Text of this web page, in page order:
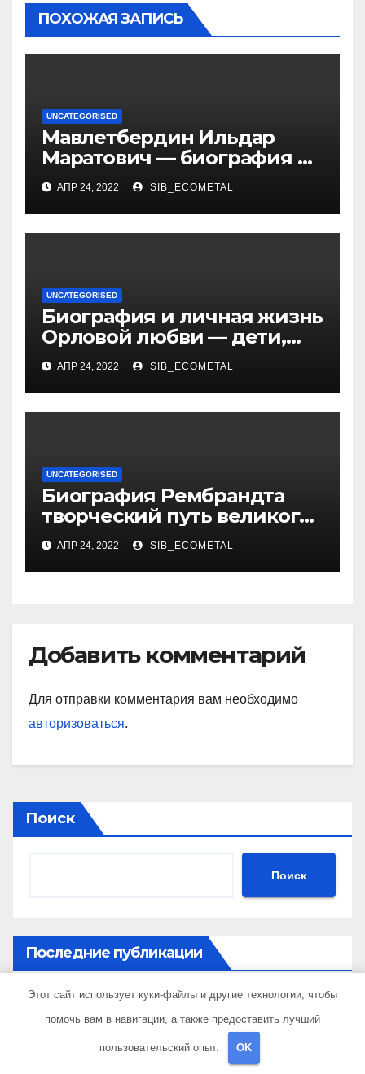
ПОХОЖАЯ ЗАПИСЬ
UNCATEGORISED
Мавлетбердин Ильдар
Маратович — биография и
достижения талантливого
российского политика и
бизнесмена
АПР 24, 2022 SIB_ECOMETAL
UNCATEGORISED
Биография и личная жизнь
Орловой любви — дети,
достижения, семейные
радости
АПР 24, 2022 SIB_ECOMETAL
UNCATEGORISED
Биография Рембрандта
творческий путь великого
художника
АПР 24, 2022 SIB_ECOMETAL
Добавить комментарий
Для отправки комментария вам необходимо
авторизоваться.
Поиск
Поиск
Последние публикации
Устройство и применение 3D автомобильных
ковриков
Основные этапы возведения гаража
Этот сайт использует куки-файлы и другие технологии, чтобы
помочь вам в навигации, а также предоставить лучший
пользовательский опыт. OK